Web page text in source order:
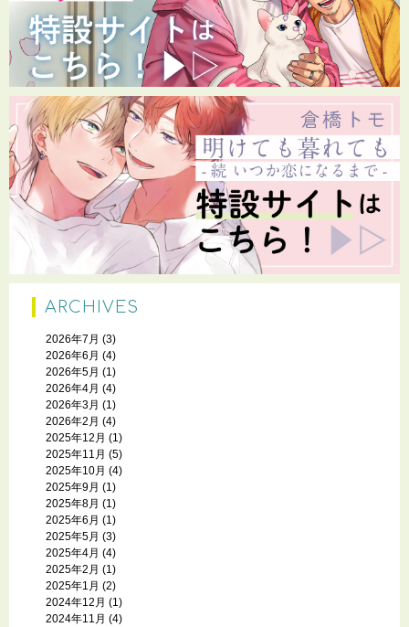
ARCHIVES
2026年7月 (3)
2026年6月 (4)
2026年5月 (1)
2026年4月 (4)
2026年3月 (1)
2026年2月 (4)
2025年12月 (1)
2025年11月 (5)
2025年10月 (4)
2025年9月 (1)
2025年8月 (1)
2025年6月 (1)
2025年5月 (3)
2025年4月 (4)
2025年2月 (1)
2025年1月 (2)
2024年12月 (1)
2024年11月 (4)